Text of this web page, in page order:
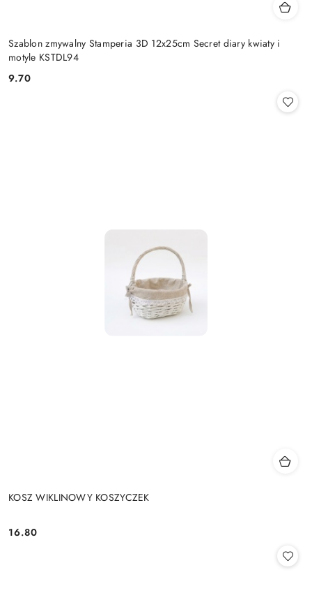
Szablon zmywalny Stamperia 3D 12x25cm Secret diary kwiaty i
motyle KSTDL94
Cena:
9.70
KOSZ WIKLINOWY KOSZYCZEK
Cena:
16.80